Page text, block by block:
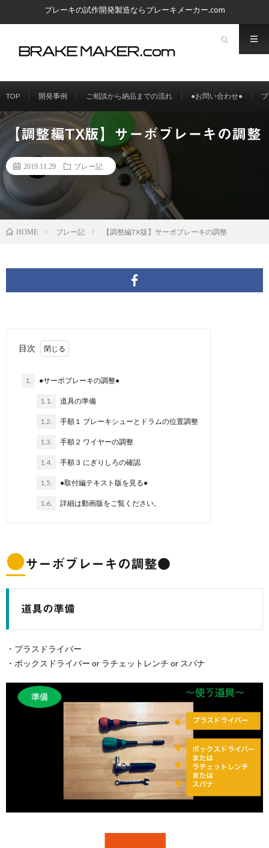
ブレーキの試作開発製造ならブレーキメーカー.com
TOP 開発事例 ご相談から納品までの流れ ●お問い合わせ●
【調整編TX版】サーボブレーキの調整
2019.11.29 ブレー記
HOME ブレー記 【調整編TX版】サーボブレーキの調整
目次
1. ●サーボブレーキの調整●
1.1. 道具の準備
1.2. 手順１ ブレーキシューとドラムの位置調整
1.3. 手順２ ワイヤーの調整
1.4. 手順３ にぎりしろの確認
1.5. ●取付編テキスト版を見る●
1.6. 詳細は動画版をご覧ください。
●サーボブレーキの調整●
道具の準備
・プラスドライバー
・ボックスドライバー or ラチェットレンチ or スパナ